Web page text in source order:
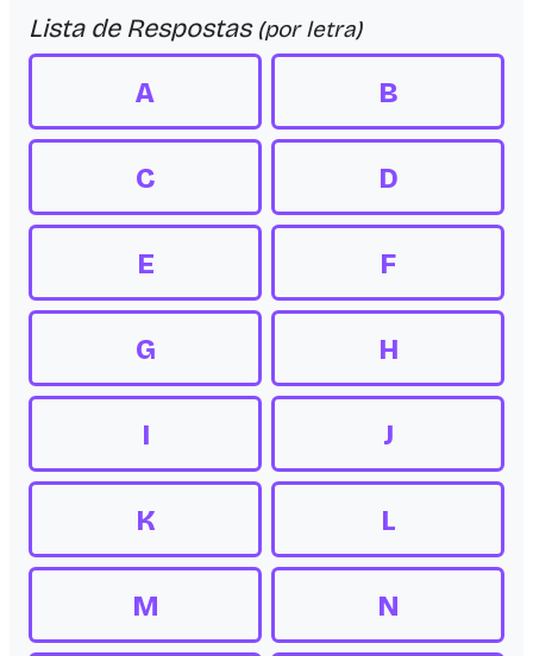
Lista de Respostas (por letra)
A B
C D
E F
G H
I J
K L
M N